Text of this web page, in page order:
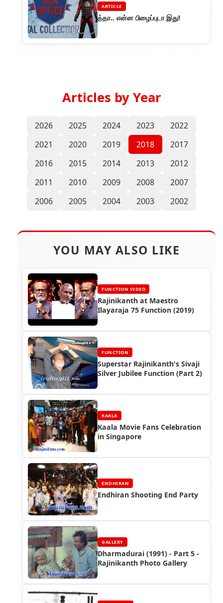
ARTICLE
த்தா.. என்ன பிழைப்புடா இது!
Articles by Year
2026 2025 2024 2023
2022
2021
2020 2019 2018
2017
2016
2015 2014 2013
2012
2011
2010 2009 2008
2007
2006
2005 2004 2003 2002
YOU MAY ALSO LIKE
FUNCTION VIDEO
Rajinikanth at Maestro
Ilayaraja 75 Function (2019)
FUNCTION
Superstar Rajinikanth's Sivaji
Silver Jubilee Function (Part 2)
KAALA
Kaala Movie Fans Celebration
in Singapore
ENDHIRAN
Endhiran Shooting End Party
GALLERY
Dharmadurai (1991) - Part 5 -
Rajinikanth Photo Gallery